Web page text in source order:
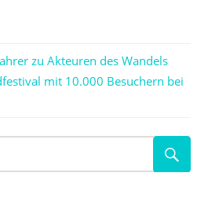
zu Akteuren des Wandels
mit 10.000 Besuchern bei